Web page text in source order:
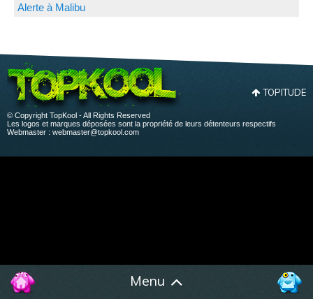
Menu
Alerte à Malibu
TOPITUDE
© Copyright TopKool - All Rights Reserved
Les logos et marques déposées sont la propriété de leurs détenteurs respectifs
Webmaster : webmaster@topkool.com